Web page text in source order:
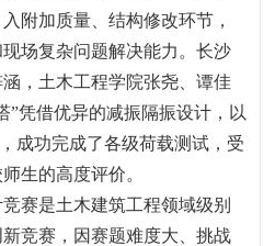
附加质量、结构修改环节，
场复杂问题解决能力。长沙
，土木工程学院张尧、谭佳
”凭借优异的减振隔振设计，以
成功完成了各级荷载测试，受
生的高度评价。
赛是土木建筑工程领域级别
竞赛，因赛题难度大、挑战